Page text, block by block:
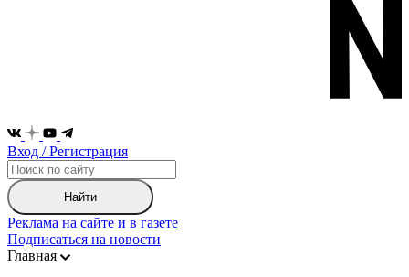
Вход / Регистрация
Найти
Реклама на сайте и в газете
Подписаться на новости
Главная